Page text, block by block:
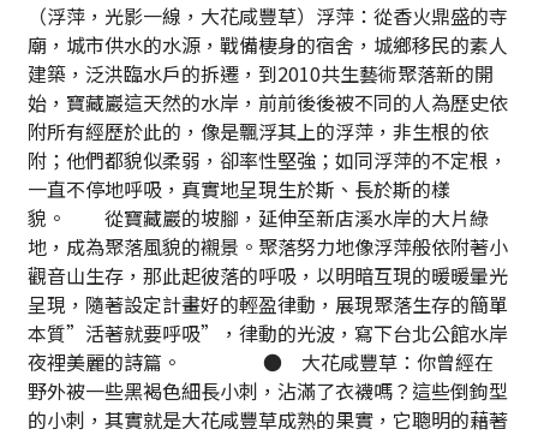
（浮萍，光影一線，大花咸豐草）浮萍：從香火鼎盛的寺
廟，城市供水的水源，戰備棲身的宿舍，城鄉移民的素人
建築，泛洪臨水戶的拆遷，到2010共生藝術聚落新的開
始，寶藏巖這天然的水岸，前前後後被不同的人為歷史依
附所有經歷於此的，像是飄浮其上的浮萍，非生根的依
附；他們都貌似柔弱，卻率性堅強；如同浮萍的不定根，
一直不停地呼吸，真實地呈現生於斯、長於斯的樣
貌。 從寶藏巖的坡腳，延伸至新店溪水岸的大片綠
地，成為聚落風貌的襯景。聚落努力地像浮萍般依附著小
觀音山生存，那此起彼落的呼吸，以明暗互現的暖暖暈光
呈現，隨著設定計畫好的輕盈律動，展現聚落生存的簡單
本質”活著就要呼吸”，律動的光波，寫下台北公館水岸
夜裡美麗的詩篇。 ● 大花咸豐草：你曾經在
野外被一些黑褐色細長小刺，沾滿了衣襪嗎？這些倒鉤型
的小刺，其實就是大花咸豐草成熟的果實，它聰明的藉著